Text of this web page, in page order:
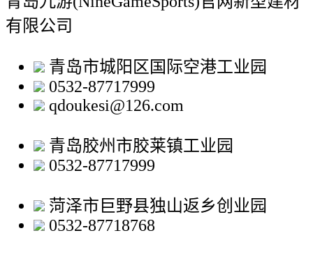
有限公司
青岛市城阳区国际空港工业园
0532-87717999
qdoukesi@126.com
青岛胶州市胶莱镇工业园
0532-87717999
菏泽市巨野县独山返乡创业园
0532-87718768